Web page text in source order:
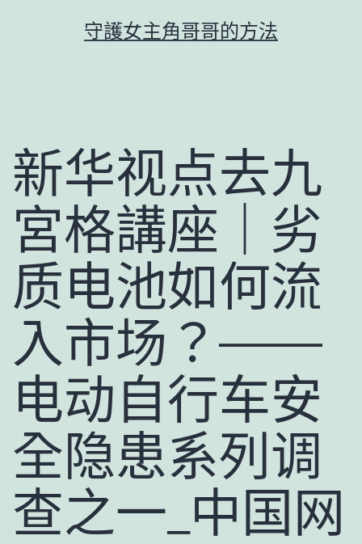
守護女主角哥哥的方法
新华视点去九
宮格講座｜劣
质电池如何流
入市场？——
电动自行车安
全隐患系列调
查之一_中国网